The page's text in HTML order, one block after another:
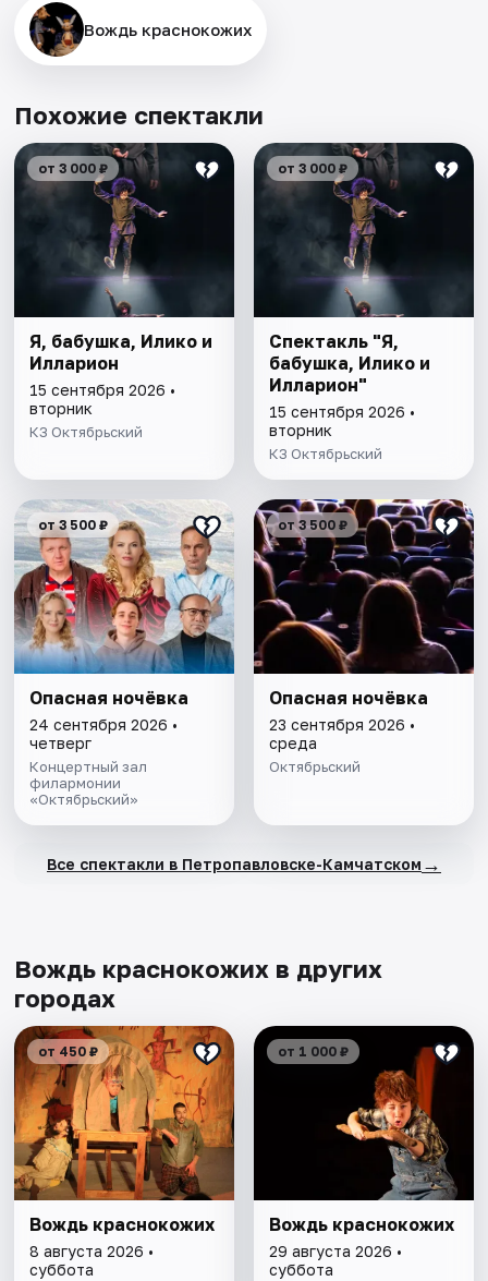
Вождь краснокожих
Похожие спектакли
от 3 000 ₽
Я, бабушка, Илико и
Илларион
15 сентября 2026 •
вторник
КЗ Октябрьский
от 3 000 ₽
Спектакль "Я,
бабушка, Илико и
Илларион"
15 сентября 2026 •
вторник
КЗ Октябрьский
от 3 500 ₽
Опасная ночёвка
24 сентября 2026 •
четверг
Концертный зал
филармонии
«Октябрьский»
от 3 500 ₽
Опасная ночёвка
23 сентября 2026 •
среда
Октябрьский
Все спектакли в Петропавловске-Камчатском →
Вождь краснокожих в других
городах
от 450 ₽
Вождь краснокожих
8 августа 2026 •
суббота
от 1 000 ₽
Вождь краснокожих
29 августа 2026 •
суббота